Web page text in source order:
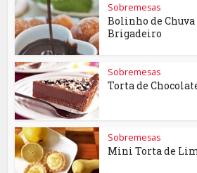
Sobremesas
Bolinho de Chuva
Brigadeiro
Sobremesas
Torta de
Sobremesas
Mini Torta de